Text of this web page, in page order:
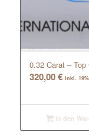
0.32 Carat –
320,00€ inkl.
In den